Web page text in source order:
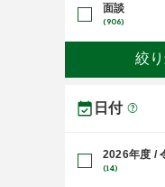
面談
(906)
日付
2026年度 /
(14)